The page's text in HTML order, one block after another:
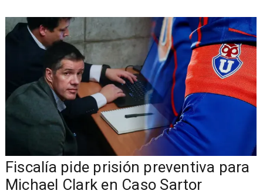
Fiscalía pide prisión preventiva para
Michael Clark en Caso Sartor